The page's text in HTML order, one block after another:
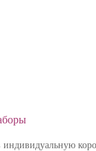
индивидуальную